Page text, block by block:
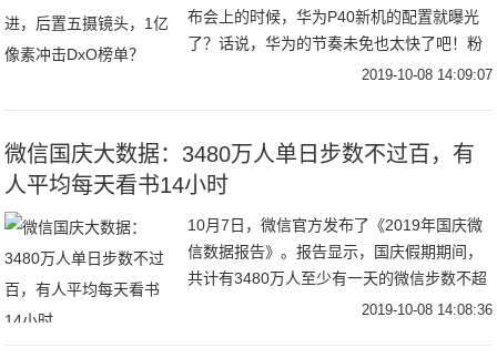
布会上的时候，华为P40新机的配置就曝光
了？话说，华为的节奏未免也太快了吧！粉
丝们真的是跟不上了！“今年的Mate 30系列
2019-10-08 14:09:07
微信国庆大数据：3480万人单日步数不过百，有
人平均每天看书14小时
10月7日，微信官方发布了《2019年国庆微
信数据报告》。报告显示，国庆假期期间，
共计有3480万人至少有一天的微信步数不超
过100步，而去年，“百步”人数为2100万。
2019-10-08 14:08:36